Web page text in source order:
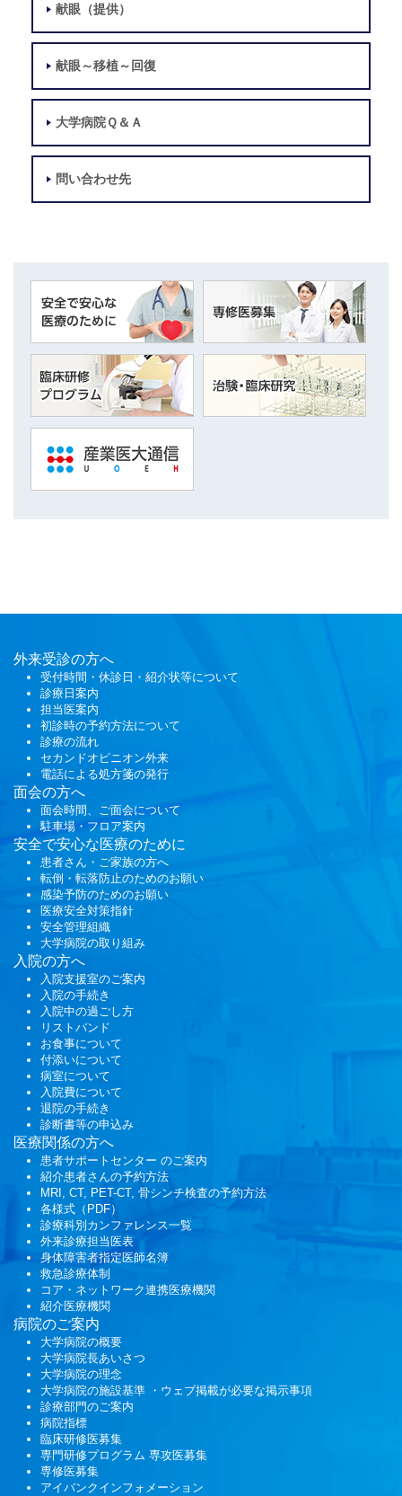
献眼（提供）
献眼～移植～回復
大学病院Ｑ＆Ａ
問い合わせ先
外来受診の方へ
受付時間・休診日・紹介状等について
診療日案内
担当医案内
初診時の予約方法について
診療の流れ
セカンドオピニオン外来
電話による処方箋の発行
面会の方へ
面会時間、ご面会について
駐車場・フロア案内
安全で安心な医療のために
患者さん・ご家族の方へ
転倒・転落防止のためのお願い
感染予防のためのお願い
医療安全対策指針
安全管理組織
大学病院の取り組み
入院の方へ
入院支援室のご案内
入院の手続き
入院中の過ごし方
リストバンド
お食事について
付添いについて
病室について
入院費について
退院の手続き
診断書等の申込み
医療関係の方へ
患者サポートセンター のご案内
紹介患者さんの予約方法
MRI, CT, PET-CT, 骨シンチ検査の予約方法
各様式（PDF）
診療科別カンファレンス一覧
外来診療担当医表
身体障害者指定医師名簿
救急診療体制
コア・ネットワーク連携医療機関
紹介医療機関
病院のご案内
大学病院の概要
大学病院長あいさつ
大学病院の理念
大学病院の施設基準 ・ウェブ掲載が必要な掲示事項
診療部門のご案内
病院指標
臨床研修医募集
専門研修プログラム 専攻医募集
専修医募集
アイバンクインフォメーション